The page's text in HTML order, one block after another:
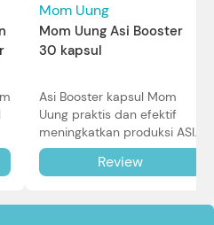
Mom Uung
Mom Uung Asi Booster
30 kapsul
Asi Booster kapsul Mom
Uung praktis dan efektif
meningkatkan produksi ASI
Bunda untuk Si Kecil. Simak
review lengkapnya di sini.
Review